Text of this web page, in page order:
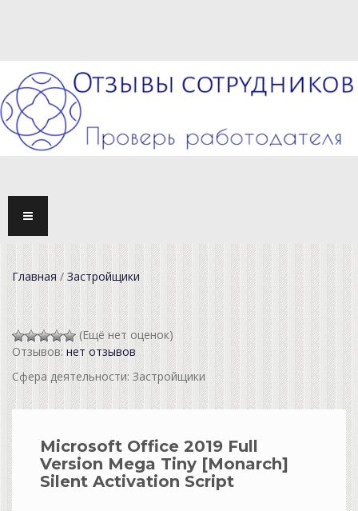
Главная/ Застройщики
(Ещё нет оценок)
Отзывов:нет отзывов
Сфера деятельности: Застройщики
Microsoft Office 2019 Full
Version Mega Tiny [Monarch]
Silent Activation Script